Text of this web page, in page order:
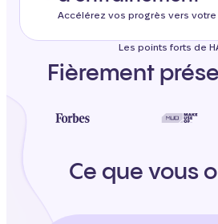
Accélérez vos progrès vers votre
Les points forts de
Fièrement
Ce que vous